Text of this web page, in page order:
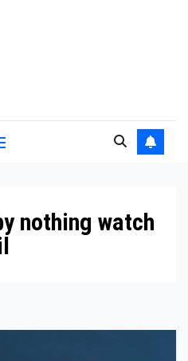
nothing watch